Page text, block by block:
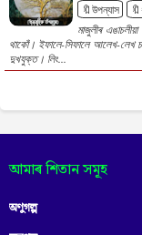
🔖উপন্যাস
মাজুলীৰ
থাকোঁ। ইফালে-সিফালে আলেখ-লেখ
দুখযুক্ত। লিং...
আমাৰ শিতান সমূহ
অণুগল্প